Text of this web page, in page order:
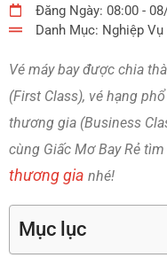
Đăng Ngày: 08:00 -
Danh Mục: Nghiệp Vụ
Vé máy bay được chia
(First Class), vé hạng
thương gia (Business
cùng Giấc Mơ Bay Rẻ
thương gia nhé!
Mục lục